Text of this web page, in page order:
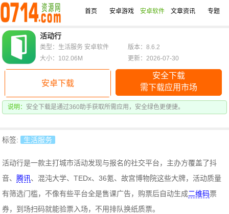
首页 安卓游戏 安卓软件 文章资讯 专题
活动行
安卓下载
安全下载
需下载应用市场
说明： 安全下载是通过360助手获取所需应用，安全绿色更便捷。
类型：生活服务 安卓软件
版本：8.6.2
大小：102.06M
更新：2026-07-30
标签: 生活服务
活动行是一款主打城市活动发现与报名的社交平台， 主办方覆盖了抖
音、腾讯、混沌大学、TEDx、36氪、故宫博物院这些大牌，活动质量
有筛选门槛，不像有些平台全是售课广告， 购票后自动生成二维码票
券，到场扫码就能验票入场，不用排队换纸质票。